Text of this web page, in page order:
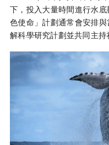
下，投入大量時間進行水
色使命」計劃通常會安排
解科學研究計劃並共同主持